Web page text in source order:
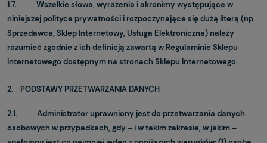
1.7. Wszelkie słowa, wyrażenia i akronimy występujące w
niniejszej polityce prywatności i rozpoczynające się dużą literą (np.
Sprzedawca, Sklep Internetowy, Usługa Elektroniczna) należy
rozumieć zgodnie z ich definicją zawartą w Regulaminie Sklepu
Internetowego dostępnym na stronach Sklepu Internetowego.
2. PODSTAWY PRZETWARZANIA DANYCH
2.1. Administrator uprawniony jest do przetwarzania danych
osobowych w przypadkach, gdy – i w takim zakresie, w jakim –